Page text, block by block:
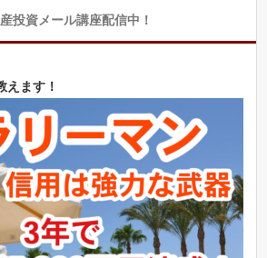
投資メール講座配信中！
えます！